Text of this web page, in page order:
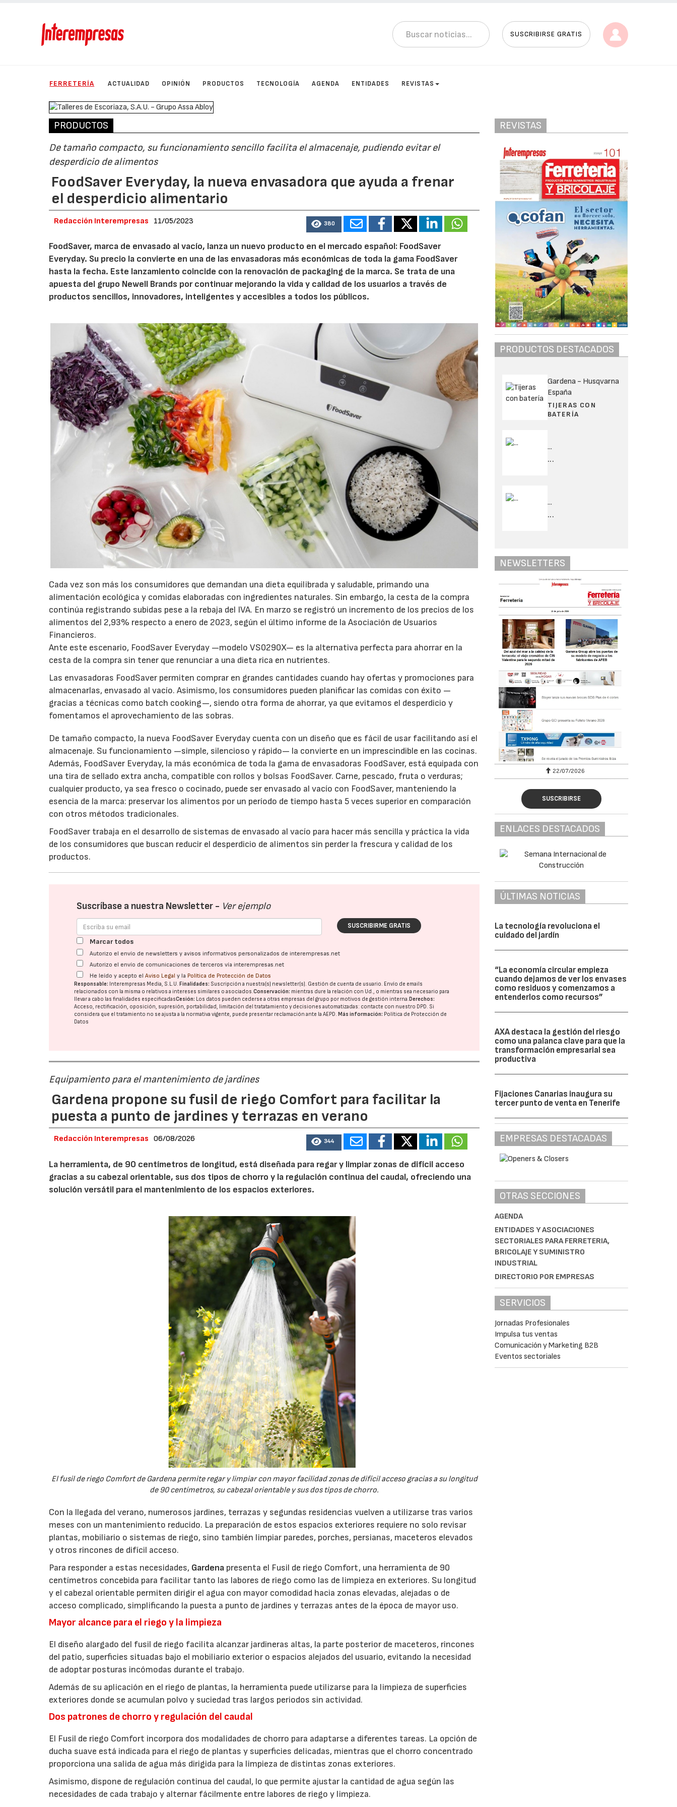
SUSCRIBIRSE GRATIS
FERRETERÍA ACTUALIDAD OPINIÓN PRODUCTOS TECNOLOGÍA AGENDA ENTIDADES REVISTAS
PRODUCTOS
De tamaño compacto, su funcionamiento sencillo facilita el almacenaje, pudiendo evitar el
desperdicio de alimentos
FoodSaver Everyday, la nueva envasadora que ayuda a frenar
el desperdicio alimentario
Redacción Interempresas 11/05/2023 380
FoodSaver, marca de envasado al vacío, lanza un nuevo producto en el mercado español: FoodSaver
Everyday. Su precio la convierte en una de las envasadoras más económicas de toda la gama FoodSaver
hasta la fecha. Este lanzamiento coincide con la renovación de packaging de la marca. Se trata de una
apuesta del grupo Newell Brands por continuar mejorando la vida y calidad de los usuarios a través de
productos sencillos, innovadores, inteligentes y accesibles a todos los públicos.
Cada vez son más los consumidores que demandan una dieta equilibrada y saludable, primando una
alimentación ecológica y comidas elaboradas con ingredientes naturales. Sin embargo, la cesta de la compra
continúa registrando subidas pese a la rebaja del IVA. En marzo se registró un incremento de los precios de los
alimentos del 2,93% respecto a enero de 2023, según el último informe de la Asociación de Usuarios
Financieros.
Ante este escenario, FoodSaver Everyday —modelo VS0290X— es la alternativa perfecta para ahorrar en la
cesta de la compra sin tener que renunciar a una dieta rica en nutrientes.
Las envasadoras FoodSaver permiten comprar en grandes cantidades cuando hay ofertas y promociones para
almacenarlas, envasado al vacío. Asimismo, los consumidores pueden planificar las comidas con éxito —
gracias a técnicas como batch cooking—, siendo otra forma de ahorrar, ya que evitamos el desperdicio y
fomentamos el aprovechamiento de las sobras.
De tamaño compacto, la nueva FoodSaver Everyday cuenta con un diseño que es fácil de usar facilitando así el
almacenaje. Su funcionamiento —simple, silencioso y rápido— la convierte en un imprescindible en las cocinas.
Además, FoodSaver Everyday, la más económica de toda la gama de envasadoras FoodSaver, está equipada con
una tira de sellado extra ancha, compatible con rollos y bolsas FoodSaver. Carne, pescado, fruta o verduras;
cualquier producto, ya sea fresco o cocinado, puede ser envasado al vacío con FoodSaver, manteniendo la
esencia de la marca: preservar los alimentos por un período de tiempo hasta 5 veces superior en comparación
con otros métodos tradicionales.
FoodSaver trabaja en el desarrollo de sistemas de envasado al vacío para hacer más sencilla y práctica la vida
de los consumidores que buscan reducir el desperdicio de alimentos sin perder la frescura y calidad de los
productos.
Suscríbase a nuestra Newsletter - Ver ejemplo
SUSCRIBIRME GRATIS
Marcar todos
Autorizo el envío de newsletters y avisos informativos personalizados de interempresas.net
Autorizo el envío de comunicaciones de terceros vía interempresas.net
He leído y acepto elAviso Legal y la Política de Protección de Datos
Responsable: Interempresas Media, S.L.U. Finalidades: Suscripción a nuestra(s) newsletter(s). Gestión de cuenta de usuario. Envío de emails
relacionados con la misma o relativos a intereses similares o asociados.Conservación: mientras dure la relación con Ud., o mientras sea necesario para
llevar a cabo las finalidades especificadasCesión: Los datos pueden cederse a otras empresas del grupo por motivos de gestión interna. Derechos:
Acceso, rectificación, oposición, supresión, portabilidad, limitación del tratatamiento y decisiones automatizadas: contacte con nuestro DPD. Si
considera que el tratamiento no se ajusta a la normativa vigente, puede presentar reclamación ante laAEPD. Más información: Política de Protección de
Datos
Equipamiento para el mantenimiento de jardines
Gardena propone su fusil de riego Comfort para facilitar la
puesta a punto de jardines y terrazas en verano
Redacción Interempresas 06/08/2026 344
La herramienta, de 90 centímetros de longitud, está diseñada para regar y limpiar zonas de difícil acceso
gracias a su cabezal orientable, sus dos tipos de chorro y la regulación continua del caudal, ofreciendo una
solución versátil para el mantenimiento de los espacios exteriores.
El fusil de riego Comfort de Gardena permite regar y limpiar con mayor facilidad zonas de difícil acceso gracias a su longitud
de 90 centímetros, su cabezal orientable y sus dos tipos de chorro.
Con la llegada del verano, numerosos jardines, terrazas y segundas residencias vuelven a utilizarse tras varios
meses con un mantenimiento reducido. La preparación de estos espacios exteriores requiere no solo revisar
plantas, mobiliario o sistemas de riego, sino también limpiar paredes, porches, persianas, maceteros elevados
y otros rincones de difícil acceso.
Para responder a estas necesidades, Gardena presenta el Fusil de riego Comfort, una herramienta de 90
centímetros concebida para facilitar tanto las labores de riego como las de limpieza en exteriores. Su longitud
y el cabezal orientable permiten dirigir el agua con mayor comodidad hacia zonas elevadas, alejadas o de
acceso complicado, simplificando la puesta a punto de jardines y terrazas antes de la época de mayor uso.
Mayor alcance para el riego y la limpieza
El diseño alargado del fusil de riego facilita alcanzar jardineras altas, la parte posterior de maceteros, rincones
del patio, superficies situadas bajo el mobiliario exterior o espacios alejados del usuario, evitando la necesidad
de adoptar posturas incómodas durante el trabajo.
Además de su aplicación en el riego de plantas, la herramienta puede utilizarse para la limpieza de superficies
exteriores donde se acumulan polvo y suciedad tras largos periodos sin actividad.
Dos patrones de chorro y regulación del caudal
El Fusil de riego Comfort incorpora dos modalidades de chorro para adaptarse a diferentes tareas. La opción de
ducha suave está indicada para el riego de plantas y superficies delicadas, mientras que el chorro concentrado
proporciona una salida de agua más dirigida para la limpieza de distintas zonas exteriores.
Asimismo, dispone de regulación continua del caudal, lo que permite ajustar la cantidad de agua según las
necesidades de cada trabajo y alternar fácilmente entre labores de riego y limpieza.
REVISTAS
PRODUCTOS DESTACADOS
Gardena - Husqvarna
España
TIJERAS CON
BATERÍA
...
...
...
...
NEWSLETTERS
22/07/2026
SUSCRIBIRSE
ENLACES DESTACADOS
ÚLTIMAS NOTICIAS
La tecnología revoluciona el
cuidado del jardín
“La economía circular empieza
cuando dejamos de ver los envases
como residuos y comenzamos a
entenderlos como recursos”
AXA destaca la gestión del riesgo
como una palanca clave para que la
transformación empresarial sea
productiva
Fijaciones Canarias inaugura su
tercer punto de venta en Tenerife
EMPRESAS DESTACADAS
OTRAS SECCIONES
AGENDA
ENTIDADES Y ASOCIACIONES
SECTORIALES PARA FERRETERIA,
BRICOLAJE Y SUMINISTRO
INDUSTRIAL
DIRECTORIO POR EMPRESAS
SERVICIOS
Jornadas Profesionales
Impulsa tus ventas
Comunicación y Marketing B2B
Eventos sectoriales